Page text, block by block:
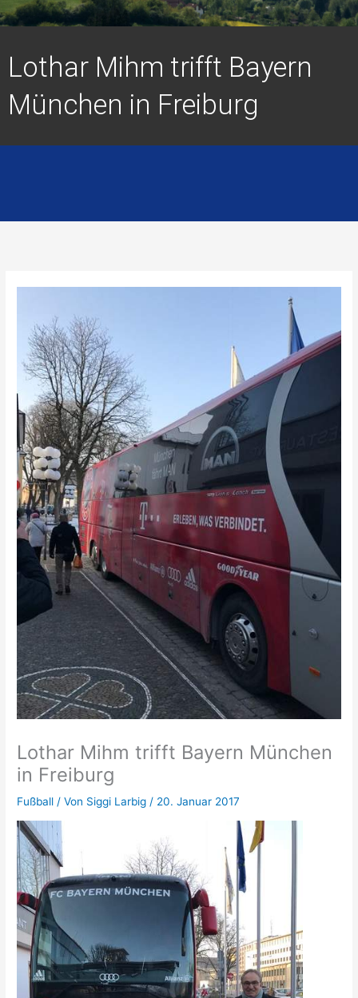
Lothar Mihm trifft Bayern
München in Freiburg
Lothar Mihm trifft Bayern München
in Freiburg
Fußball / Von Siggi Larbig / 20. Januar 2017